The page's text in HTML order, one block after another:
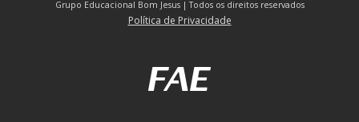
Grupo Educacional Bom Jesus | Todos os direitos reservados
Política de Privacidade